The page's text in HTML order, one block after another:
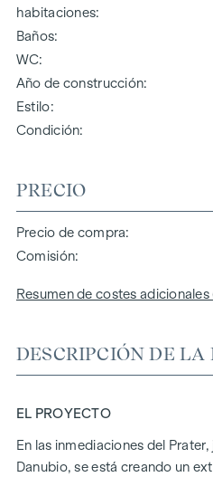
habitaciones
Baños
WC
Año de construcción
Estilo
Condición
PRECIO
Precio de compra
Comisión
Resumen de costes adicionales
DESCRIPCIÓN DE LA
EL PROYECTO
En las inmediaciones del
Danubio, se está creando un